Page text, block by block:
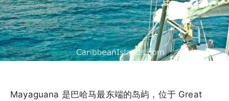
Mayaguana 是巴哈马最东端的岛屿，位于 Great